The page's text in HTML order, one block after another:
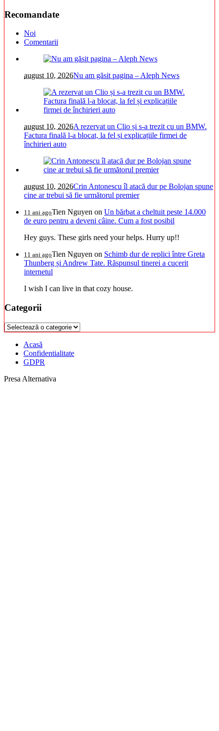
Recomandate
Noi
Comentarii
august 10, 2026Nu am găsit pagina – Aleph News
august 10, 2026A rezervat un Clio și s-a trezit cu un BMW.
Factura finală l-a blocat, la fel și explicațiile firmei de
închirieri auto
august 10, 2026Crin Antonescu îl atacă dur pe Bolojan spune
cine ar trebui să fie următorul premier
11 ani agoTien Nguyen on Un bărbat a cheltuit peste 14.000
de euro pentru a deveni câine. Cum a fost posibil
Hey guys. These girls need your helps. Hurry up!!
11 ani agoTien Nguyen on Schimb dur de replici între Greta
Thunberg și Andrew Tate. Răspunsul tinerei a cucerit
internetul
I wish I can live in that cozy house.
Categorii
Categorii
Acasă
Confidentialitate
GDPR
Presa Alternativa